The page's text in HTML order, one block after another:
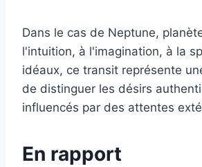
Dans le cas de Neptune,
l'intuition, à l'imagination, à la
idéaux, ce transit représente
de distinguer les désirs
influencés par des attentes
En rapport